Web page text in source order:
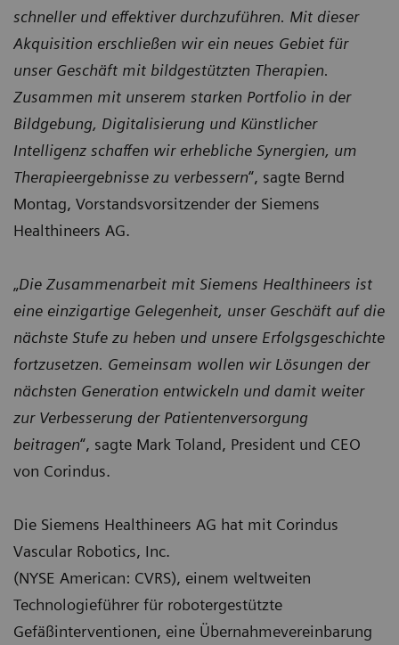
schneller und effektiver durchzuführen. Mit dieser
Akquisition erschließen wir ein neues Gebiet für
unser Geschäft mit bildgestützten Therapien.
Zusammen mit unserem starken Portfolio in der
Bildgebung, Digitalisierung und Künstlicher
Intelligenz schaffen wir erhebliche Synergien, um
Therapieergebnisse zu verbessern“, sagte Bernd
Montag, Vorstandsvorsitzender der Siemens
Healthineers AG.
„Die Zusammenarbeit mit Siemens Healthineers ist
eine einzigartige Gelegenheit, unser Geschäft auf die
nächste Stufe zu heben und unsere Erfolgsgeschichte
fortzusetzen. Gemeinsam wollen wir Lösungen der
nächsten Generation entwickeln und damit weiter
zur Verbesserung der Patientenversorgung
beitragen“, sagte Mark Toland, President und CEO
von Corindus.
Die Siemens Healthineers AG hat mit Corindus
Vascular Robotics, Inc.
(NYSE American: CVRS), einem weltweiten
Technologieführer für robotergestützte
Gefäßinterventionen, eine Übernahmevereinbarung